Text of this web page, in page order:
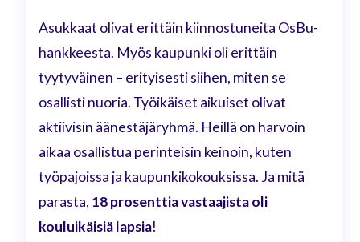
Asukkaat olivat erittäin kiinnostuneita OsBu-
hankkeesta. Myös kaupunki oli erittäin
tyytyväinen – erityisesti siihen, miten se
osallisti nuoria. Työikäiset aikuiset olivat
aktiivisin äänestäjäryhmä. Heillä on harvoin
aikaa osallistua perinteisin keinoin, kuten
työpajoissa ja kaupunkikokouksissa. Ja mitä
parasta, 18 prosenttia vastaajista oli
kouluikäisiä lapsia!